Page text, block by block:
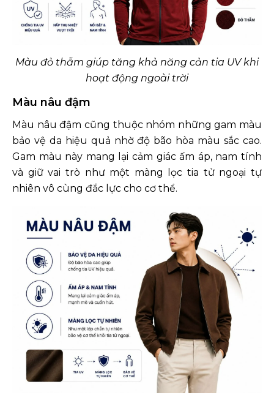
Màu đỏ thẫm giúp tăng khả năng cản tia UV khi
hoạt động ngoài trời
Màu nâu đậm
Màu nâu đậm cũng thuộc nhóm những gam màu
bảo vệ da hiệu quả nhờ độ bão hòa màu sắc cao.
Gam màu này mang lại cảm giác ấm áp, nam tính
và giữ vai trò như một màng lọc tia tử ngoại tự
nhiên vô cùng đắc lực cho cơ thể.